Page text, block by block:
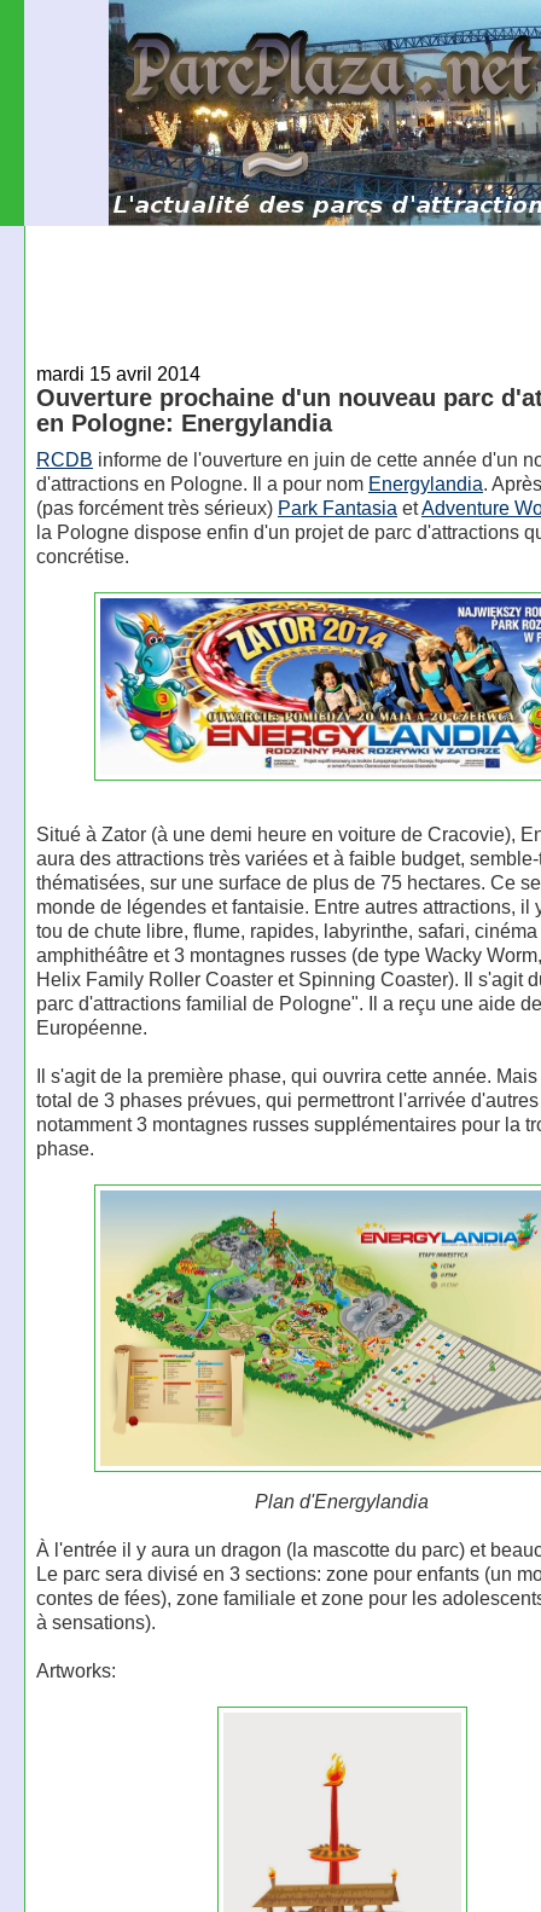
mardi 15 avril 2014
Ouverture prochaine d'un nouveau parc
en Pologne: Energylandia
RCDB informe de l'ouverture en juin de cette année d'un
d'attractions en Pologne. Il a pour nom Energylandia.
(pas forcément très sérieux) Park Fantasia etAdventure
la Pologne dispose enfin d'un projet de parc d'attractions
concrétise.
Situé à Zator (à une demi heure en voiture de Cracovie),
aura des attractions très variées et à faible budget,
thématisées, sur une surface de plus de 75 hectares. Ce
monde de légendes et fantaisie. Entre autres attractions, il
tou de chute libre, flume, rapides, labyrinthe, safari,
amphithéâtre et 3 montagnes russes (de type Wacky
Helix Family Roller Coaster et Spinning Coaster). Il s'agit
parc d'attractions familial de Pologne". Il a reçu une aide
Européenne.
Il s'agit de la première phase, qui ouvrira cette année.
total de 3 phases prévues, qui permettront l'arrivée
notamment 3 montagnes russes supplémentaires pour la
phase.
Plan d'Energylandia
À l'entrée il y aura un dragon (la mascotte du parc) et
Le parc sera divisé en 3 sections: zone pour enfants (un
contes de fées), zone familiale et zone pour les
à sensations).
Artworks: